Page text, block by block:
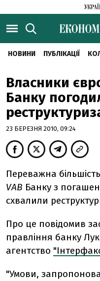
НОВИНИ ПУБЛІКАЦІЇ
Власники
Банку
23 БЕРЕЗНЯ 2010, 09:24
Переважна
VAB Банку з
схвалили
Про це повідомив
правління банку
агентство
"Умови,